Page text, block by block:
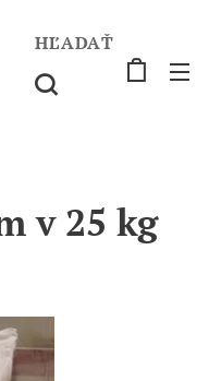
HĽADAŤ
v 25 kg